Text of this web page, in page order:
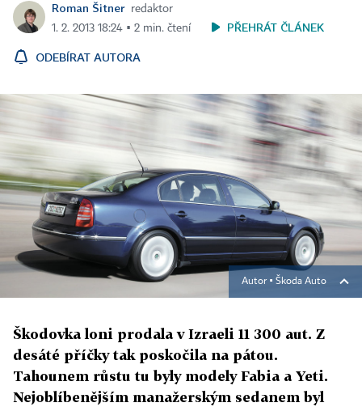
Roman Šitner
redaktor
1. 2. 2013 18:24 ▪ 2 min. čtení
PŘEHRÁT ČLÁNEK
ODEBÍRAT AUTORA
Autor ▪ Škoda Auto
Škodovka loni prodala v Izraeli 11 300 aut. Z
desáté příčky tak poskočila na pátou.
Tahounem růstu tu byly modely Fabia a Yeti.
Nejoblíbenějším manažerským sedanem byl